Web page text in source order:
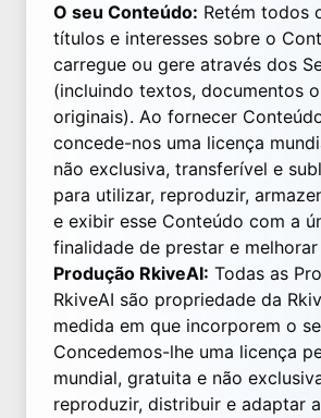
O seu Conteúdo: Retém todos
títulos e interesses sobre o
carregue ou gere através dos
(incluindo textos, documentos
originais). Ao fornecer
concede-nos uma licença
não exclusiva, transferível e
para utilizar, reproduzir,
e exibir esse Conteúdo com a
finalidade de prestar e
Produção RkiveAI: Todas as
RkiveAI são propriedade da
medida em que incorporem o
Concedemos-lhe uma licença
mundial, gratuita e não
reproduzir, distribuir e adaptar